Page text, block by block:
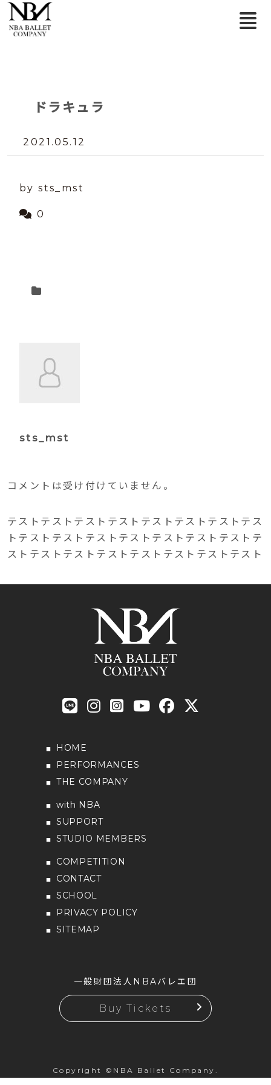
ドラキュラ
2021.05.12
by sts_mst
0
sts_mst
コメントは受け付けていません。
テストテストテストテストテストテストテストテス
トテストテストテストテストテストテストテストテ
ストテストテストテストテストテストテストテスト
HOME
PERFORMANCES
THE COMPANY
with NBA
SUPPORT
STUDIO MEMBERS
COMPETITION
CONTACT
SCHOOL
PRIVACY POLICY
SITEMAP
一般財団法人NBAバレエ団
Buy Tickets
Copyright ©NBA Ballet Company.